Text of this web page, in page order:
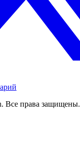
Все права защищены.